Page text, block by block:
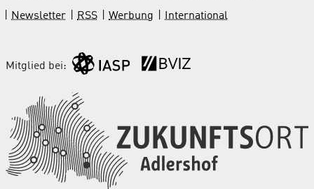
Newsletter
RSS Werbung International
Mitglied bei: